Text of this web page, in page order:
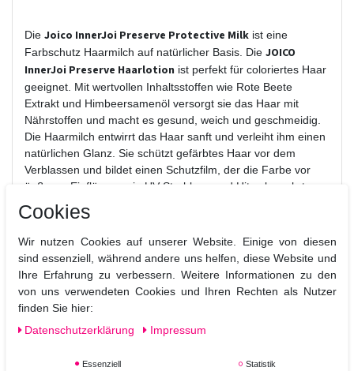
Die Joico InnerJoi Preserve Protective Milk ist eine
Farbschutz Haarmilch auf natürlicher Basis. Die JOICO
InnerJoi Preserve Haarlotion ist perfekt für coloriertes Haar
geeignet. Mit wertvollen Inhaltsstoffen wie Rote Beete
Extrakt und Himbeersamenöl versorgt sie das Haar mit
Nährstoffen und macht es gesund, weich und geschmeidig.
Die Haarmilch entwirrt das Haar sanft und verleiht ihm einen
natürlichen Glanz. Sie schützt gefärbtes Haar vor dem
Verblassen und bildet einen Schutzfilm, der die Farbe vor
äußeren Einflüssen wie UV-Strahlung und Hitze bewahrt.
Das Ergebnis: Weiches, gesund aussehendes Haar voller
Farbbrillanz.
Produktvorteile:
- Pflegt das Haar intensiv und verleiht ihm Lebendigkeit und
Leuchtkraft
- Schützt das Haar vor dem Ausbleichen der Farbe
- Hitzeschutz bis 232°C
- Macht das Haar weich, geschmeidig und leicht kämmbar
Mineralölen
Cookies
Wir nutzen Cookies auf unserer Website. Einige von diesen
sind essenziell, während andere uns helfen, diese Website und
Ihre Erfahrung zu verbessern. Weitere Informationen zu den
von uns verwendeten Cookies und Ihren Rechten als Nutzer
finden Sie hier:
Daten­schutz­erklärung
Impressum
Essenziell Statistik